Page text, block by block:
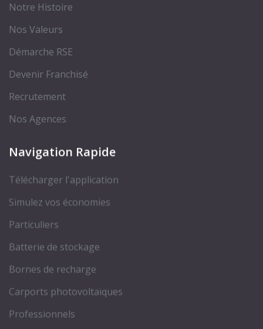
Notre Histoire
Nos Valeurs
Démarche RSE
Devenir Franchisé
Recrutement
Nos Agences
Navigation Rapide
Télécharger l'application
Simulez vos économies
Particuliers
Batterie de stockage
Bornes de recharge
Carports photovoltaïques
Professionnels